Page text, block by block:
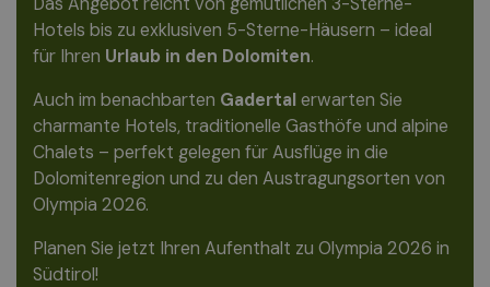
Hotels bis zu exklusiven 5-Sterne-Häusern – ideal
für Ihren Urlaub in den Dolomiten.
Auch im benachbarten Gadertal erwarten Sie
charmante Hotels, traditionelle Gasthöfe und alpine
Chalets – perfekt gelegen für Ausflüge in die
Dolomitenregion und zu den Austragungsorten von
Olympia 2026.
Planen Sie jetzt Ihren Aufenthalt zu Olympia 2026 in
Südtirol!